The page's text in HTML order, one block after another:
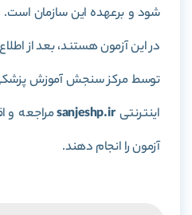
شود و برعهده این سازمان است.
در این آزمون هستند، بعد از
توسط مرکز سنجش آموزش
اینترنتیsanjeshp.irمراجعه و
آزمون را انجام دهند.